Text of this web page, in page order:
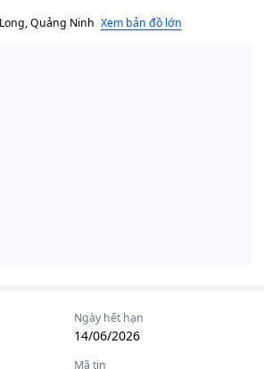
Quảng Ninh Xem bản đồ lớn
Ngày hết hạn
14/06/2026
Mã tin